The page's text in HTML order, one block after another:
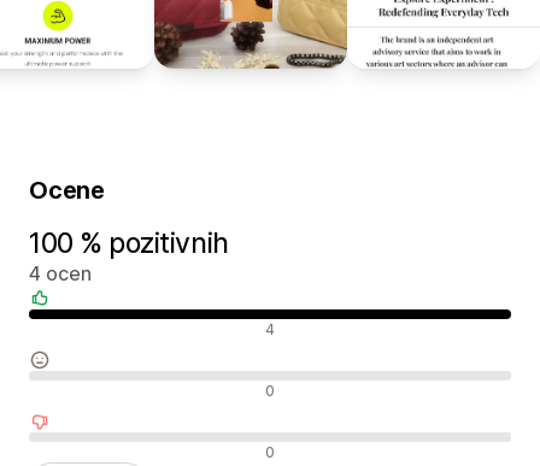
Ocene
100 % pozitivnih
4 ocen
4
0
0